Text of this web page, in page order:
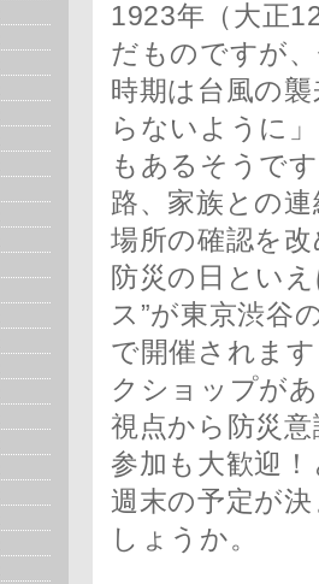
1923年（大正
だものですが
時期は台風の
らないように
もあるそうで
路、家族との
場所の確認を
防災の日とい
ス”が東京渋谷
で開催されま
クショップが
視点から防災
参加も大歓迎
週末の予定が
しょうか。